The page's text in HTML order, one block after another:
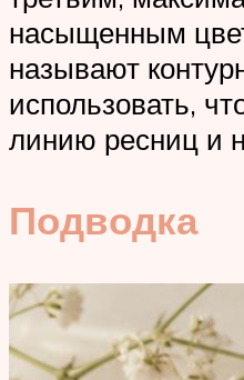
насыщенным
называют
использовать,
линию ресниц и
Подводка